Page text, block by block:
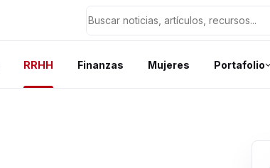
RRHH Finanzas Mujeres Portafolio